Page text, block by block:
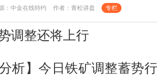
：中金在线特约 作者：青松讲盘 专栏
整还将上行
】今日铁矿调整蓄势行